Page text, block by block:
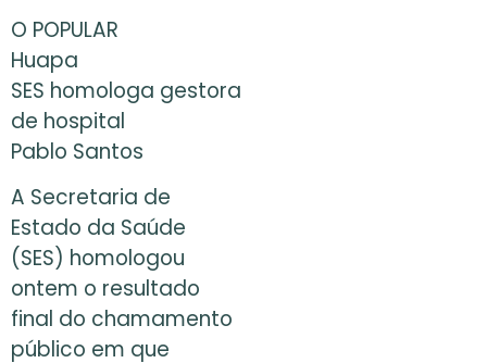
O POPULAR
Huapa
SES homologa gestora
de hospital
Pablo Santos
A Secretaria de
Estado da Saúde
(SES) homologou
ontem o resultado
final do chamamento
público em que